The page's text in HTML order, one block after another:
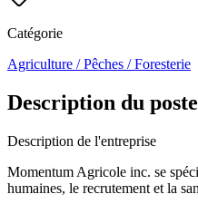
Catégorie
Agriculture / Pêches / Foresterie
Description du poste
Description de l'entreprise
Momentum Agricole inc. se
humaines, le recrutement et la